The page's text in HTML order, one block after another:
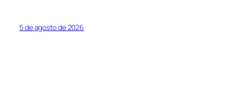
5 de agosto de 2026